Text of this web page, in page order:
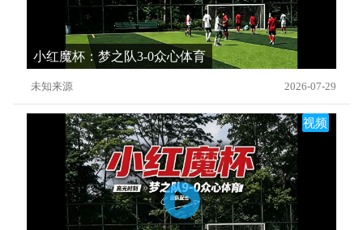
小红魔杯：梦之队3-0众心体育
未知来源 2026-07-29
视频